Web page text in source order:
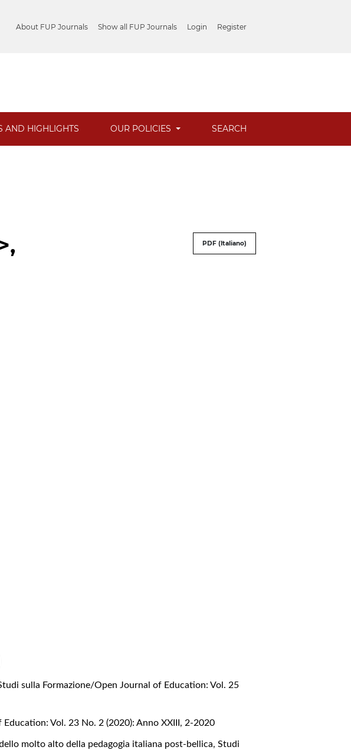
About FUP Journals Show all FUP Journals Login Register
AND HIGHLIGHTS OUR POLICIES SEARCH
PDF (Italiano)
sulla Formazione/Open Journal of Education: Vol. 25
Vol. 23 No. 2 (2020): Anno XXIII, 2-2020
molto alto della pedagogia italiana post-bellica,Studi